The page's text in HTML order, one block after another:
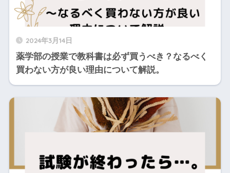
2024年3月14日
薬学部の授業で教科書は必ず買うべき？なるべく
買わない方が良い理由について解説。